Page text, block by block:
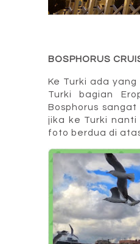
BOSPHORUS
Ke Turki ada
Turki bagian
Bosphorus
jika ke Turki
foto berdua di